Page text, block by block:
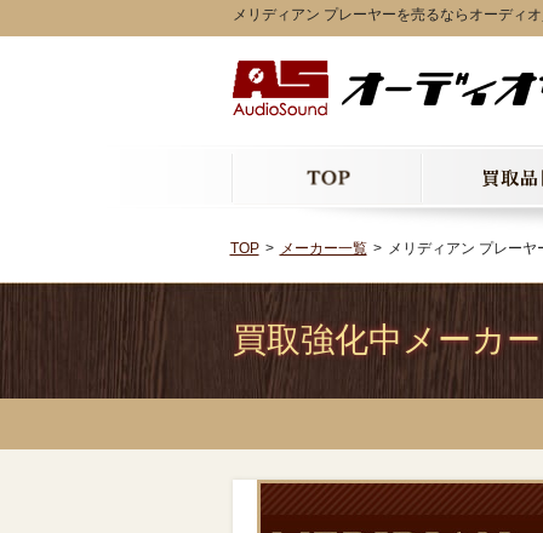
メリディアン プレーヤーを売るならオーディ
TOP メーカー一覧 メリディアン プレーヤ
買取強化中メーカー